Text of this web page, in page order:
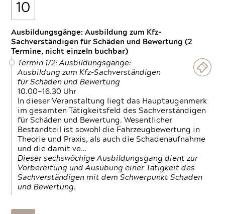
10
Ausbildungsgänge: Ausbildung zum Kfz-
Sachverständigen für Schäden und Bewertung (2
Termine, nicht einzeln buchbar)
Termin 1/2: Ausbildungsgänge:
Ausbildung zum Kfz-Sachverständigen
für Schäden und Bewertung
10.00—16.30 Uhr
In dieser Veranstaltung liegt das Hauptaugenmerk
im gesamten Tätigkeitsfeld des Sachverständigen
für Schäden und Bewertung. Wesentlicher
Bestandteil ist sowohl die Fahrzeugbewertung in
Theorie und Praxis, als auch die Schadenaufnahme
und die damit ve…
Dieser sechswöchige Ausbildungsgang dient zur
Vorbereitung und Ausübung einer Tätigkeit des
Sachverständigen mit dem Schwerpunkt Schaden
und Bewertung.